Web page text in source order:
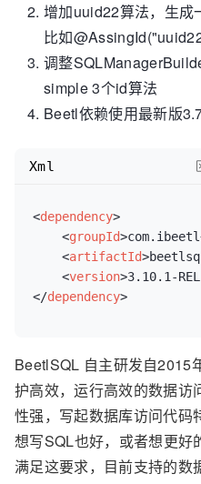
增加uuid22算法，生成
比如
调整
simple 3个id算法
Beetl依赖使用最新版
<dependency>
<groupId>com.ibeetl
<artifactId>
<version>3.10.1-
</dependency>
Xml
BeetlSQL 自主研发自2015
护高效，运行高效的数据访
性强，写起数据库访问代码
想写SQL也好，或者想更
满足这要求，目前支持的数